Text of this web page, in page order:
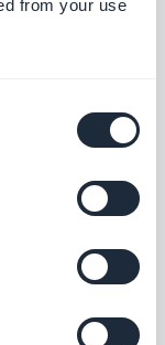
from your use